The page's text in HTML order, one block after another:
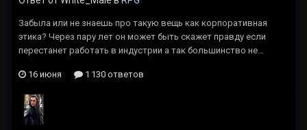
Забыла или не знаешь про такую вещь как корпоративная
этика? Через пару лет он может быть скажет правду если
перестанет работать в индустрии а так большинство не...
16 июня 1 130 ответов